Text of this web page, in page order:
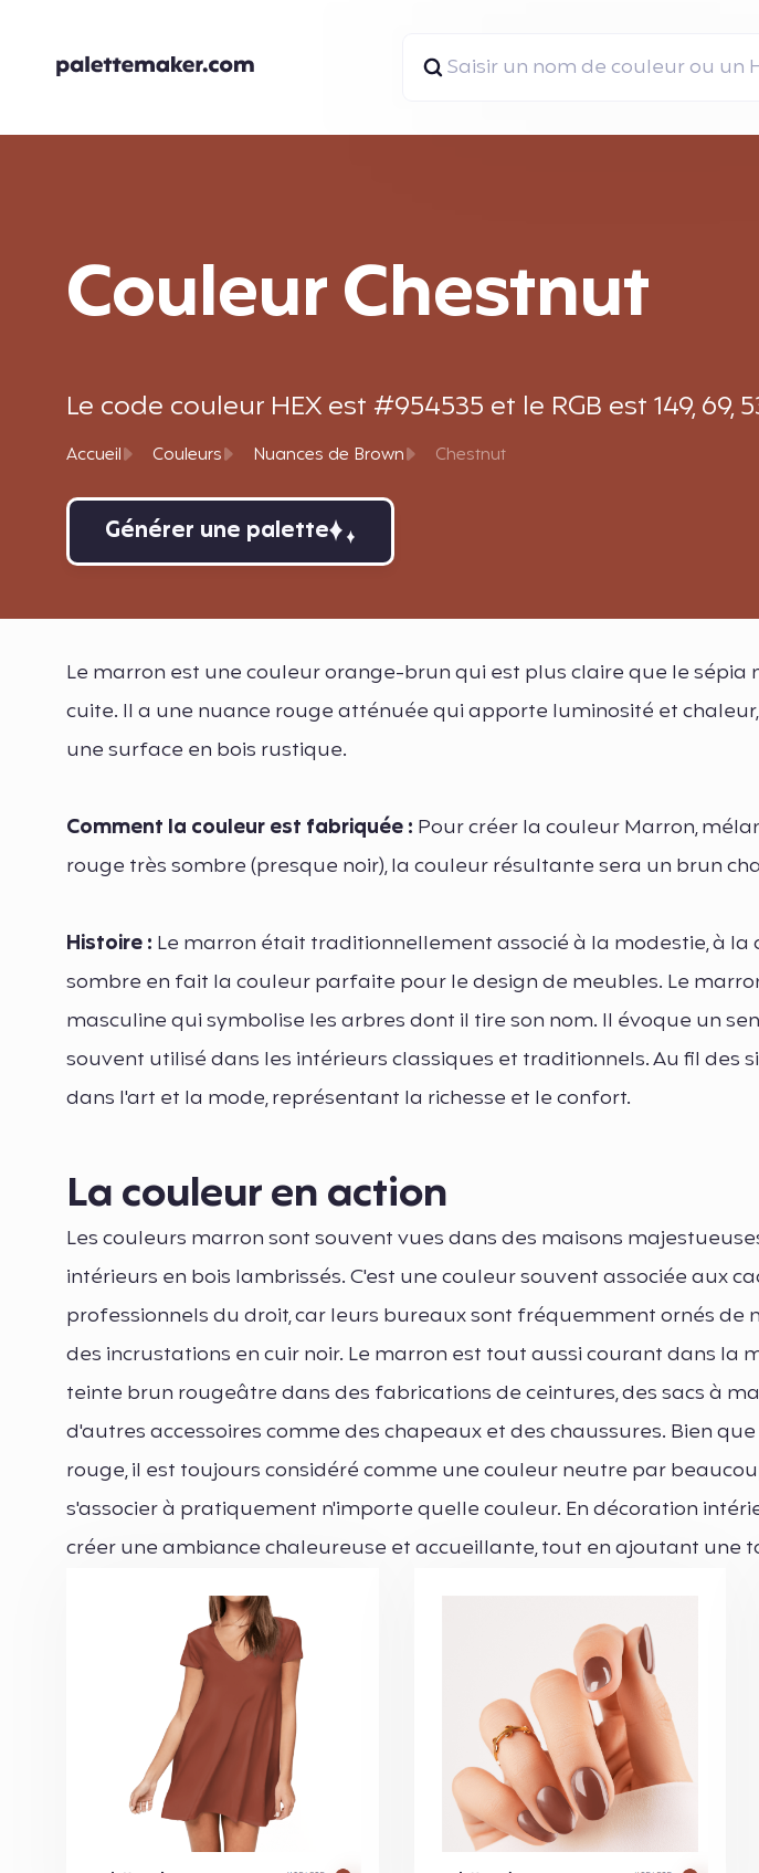
Couleur Chestnut
Le code couleur HEX est #954535 et le RGB est 149, 69,
Accueil Couleurs Nuances de Brown Chestnut
Générer une palette
Le marron est une couleur orange-brun qui est plus claire que le
cuite. Il a une nuance rouge atténuée qui apporte luminosité et
une surface en bois rustique.
Comment la couleur est fabriquée : Pour créer la couleur Marron,
rouge très sombre (presque noir), la couleur résultante sera un brun
Histoire : Le marron était traditionnellement associé à la modestie, à la
sombre en fait la couleur parfaite pour le design de meubles. Le
masculine qui symbolise les arbres dont il tire son nom. Il évoque un
souvent utilisé dans les intérieurs classiques et traditionnels. Au fil des
dans l'art et la mode, représentant la richesse et le confort.
La couleur en action
Les couleurs marron sont souvent vues dans des maisons
intérieurs en bois lambrissés. C'est une couleur souvent associée aux
professionnels du droit, car leurs bureaux sont fréquemment ornés de
des incrustations en cuir noir. Le marron est tout aussi courant dans la
teinte brun rougeâtre dans des fabrications de ceintures, des sacs à
d'autres accessoires comme des chapeaux et des chaussures. Bien
rouge, il est toujours considéré comme une couleur neutre par
s'associer à pratiquement n'importe quelle couleur. En décoration
créer une ambiance chaleureuse et accueillante, tout en ajoutant une